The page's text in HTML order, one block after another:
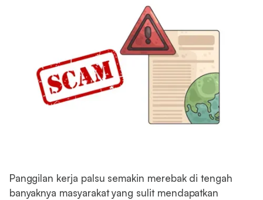
Panggilan kerja palsu semakin merebak di tengah
banyaknya masyarakat yang sulit mendapatkan